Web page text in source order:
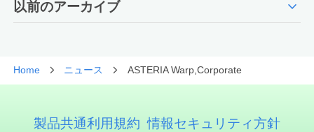
以前のアーカイブ expand_more
Home ニュース ASTERIA Warp,Corporate
製品共通利用規約 情報セキュリティ方針